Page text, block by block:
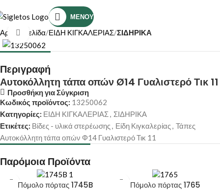
ΜΕΝΟΎ
Αρχική σελίδα ΕΙΔΗ ΚΙΓΚΑΛΕΡΙΑΣ ΣΙΔΗΡΙΚΑ
Κάντε κλικ για μεγέθυνση
Περιγραφή
Αυτοκόλλητη τάπα οπών Ø14 Γυαλιστερό Τικ 11
Προσθήκη για Σύγκριση
Κωδικός προϊόντος: 13250062
Κατηγορίες: ΕΙΔΗ ΚΙΓΚΑΛΕΡΙΑΣ, ΣΙΔΗΡΙΚΑ
Ετικέτες: Βίδες - υλικά στερέωσης, Είδη Κιγκαλερίας, Τάπες
Αυτοκόλλητη τάπα οπών Φ14 Γυαλιστερό Τικ 11
Παρόμοια Προϊόντα
Πόμολο πόρτας 1745B Πόμολο πόρτας 1765